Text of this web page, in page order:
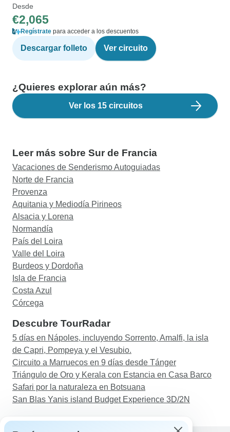
Desde
€2,065
Regístrate para acceder a los descuentos
Descargar folleto Ver circuito
¿Quieres explorar aún más?
Ver los 15 circuitos
Leer más sobre Sur de Francia
Vacaciones de Senderismo Autoguiadas
Norte de Francia
Provenza
Aquitania y Mediodía Pirineos
Alsacia y Lorena
Normandía
País del Loira
Valle del Loira
Burdeos y Dordoña
Isla de Francia
Costa Azul
Córcega
Descubre TourRadar
5 días en Nápoles, incluyendo Sorrento, Amalfi, la isla
de Capri, Pompeya y el Vesubio.
Circuito a Marruecos en 9 días desde Tánger
Triángulo de Oro y Kerala con Estancia en Casa Barco
Safari por la naturaleza en Botsuana
San Blas Yanis island Budget Experience 3D/2N